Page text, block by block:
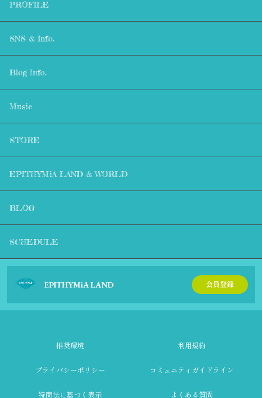
PROFILE
SNS & Info.
Blog Info.
Music
STORE
EPITHYMiA LAND & WORLD
BLOG
SCHEDULE
EPITHYMiA LAND 会員登録
推奨環境 利用規約
プライバシーポリシー コミュニティガイドライン
特商法に基づく表示 よくある質問